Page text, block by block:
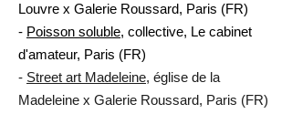
Louvre x Galerie Roussard, Paris (FR)
- Poisson soluble, collective, Le cabinet
d'amateur, Paris (FR)
- Street art Madeleine, église de la
Madeleine x Galerie Roussard, Paris (FR)